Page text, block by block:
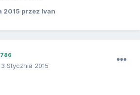
2015 przez Ivan
786
3 Stycznia 2015